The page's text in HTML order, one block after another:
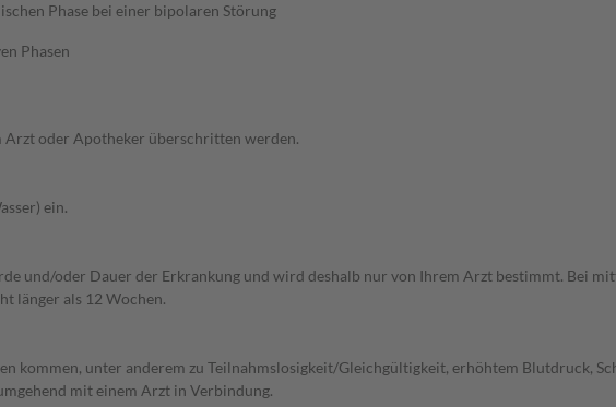
Phase bei einer bipolaren Störung
Phasen
Arzt oder Apotheker überschritten werden.
ein.
und/oder Dauer der Erkrankung und wird deshalb nur von Ihrem Arzt bestimmt. Bei
länger als 12 Wochen.
kommen, unter anderem zu Teilnahmslosigkeit/Gleichgültigkeit, erhöhtem Blutdruck,
mit einem Arzt in Verbindung.